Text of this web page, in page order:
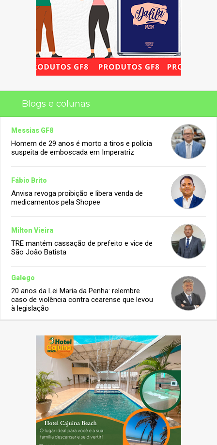
Blogs e colunas
Messias GF8
Homem de 29 anos é morto a tiros e polícia
suspeita de emboscada em Imperatriz
Fábio Brito
Anvisa revoga proibição e libera venda de
medicamentos pela Shopee
Milton Vieira
TRE mantém cassação de prefeito e vice de
São João Batista
Galego
20 anos da Lei Maria da Penha: relembre
caso de violência contra cearense que levou
à legislação